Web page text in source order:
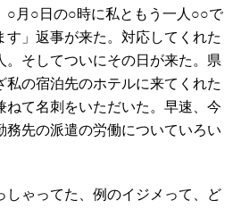
○月○日の○時に私ともう一人○○で
す」返事が来た。対応してくれた
。そしてついにその日が来た。県
私の宿泊先のホテルに来てくれた
ねて名刺をいただいた。早速、今
務先の派遣の労働についていろい
しゃってた、例のイジメって、ど